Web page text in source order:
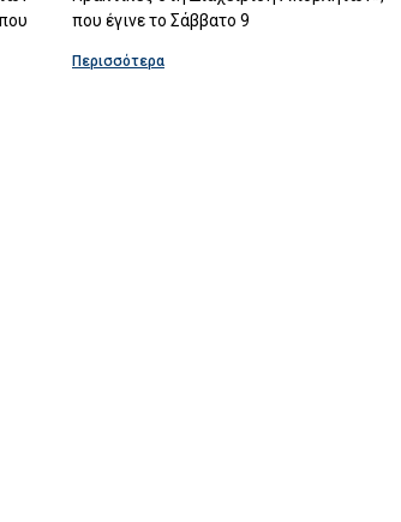
που έγινε το Σάββατο 9
Περισσότερα